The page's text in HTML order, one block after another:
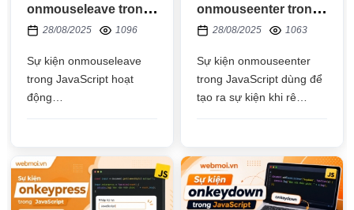
onmouseleave trong
JavaScript
28/08/2025 1096
Sự kiện onmouseleave
trong JavaScript hoạt
động
HTML
onmouseenter trong
JavaScript
28/08/2025 1063
Sự kiện onmouseenter
trong JavaScript dùng để
tạo ra sự kiện khi rê